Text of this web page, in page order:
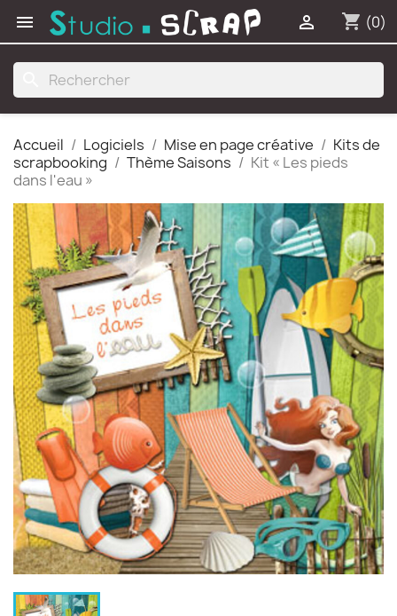
 shopping_cart (0)

Accueil Logiciels Mise en page créative
Kits de
scrapbooking
Thème Saisons
Kit « Les pieds
dans l'eau »